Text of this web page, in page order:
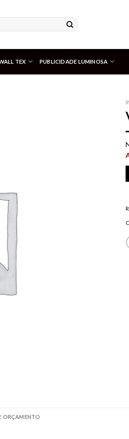
TEX PUBLICIDADE LUMINOSA
ORÇAMENTO